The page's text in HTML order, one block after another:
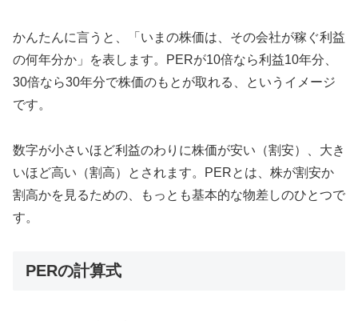
かんたんに言うと、「いまの株価は、その会社が稼ぐ利益
の何年分か」を表します。PERが10倍なら利益10年分、
30倍なら30年分で株価のもとが取れる、というイメージ
です。
数字が小さいほど利益のわりに株価が安い（割安）、大き
いほど高い（割高）とされます。PERとは、株が割安か
割高かを見るための、もっとも基本的な物差しのひとつで
す。
PERの計算式